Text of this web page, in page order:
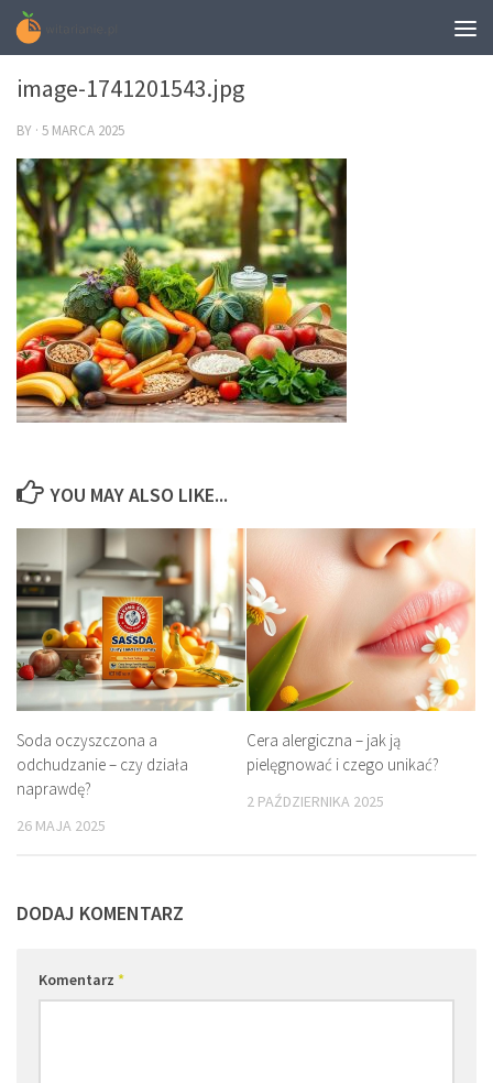
0
image-1741201543.jpg
BY · 5 MARCA 2025
YOU MAY ALSO LIKE...
Soda oczyszczona a
odchudzanie – czy działa
naprawdę?
26 MAJA 2025
Cera alergiczna – jak ją
pielęgnować i czego unikać?
2 PAŹDZIERNIKA 2025
DODAJ KOMENTARZ
Komentarz *